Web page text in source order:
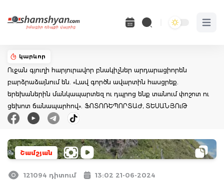
Open
կարևոր
Ուջան գյուղի հարյուրավոր բնակիչներ արդարացիորեն
բարձրաձայնում են. «Լավ գործն ավարտին հասցրեք.
երեխաներին մանկապարտեզ ու դպրոց ենք տանում փոշոտ ու
ցեխոտ ճանապարհով». ՖՈՏՈՌԵՊՈՐՏԱԺ, ՏԵՍԱՆՅՈւԹ
Շամշյան
121094 դիտում 13:02 21-06-2024